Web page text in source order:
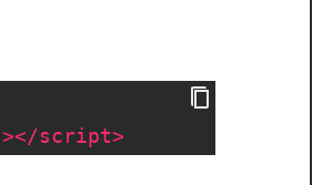
></script>